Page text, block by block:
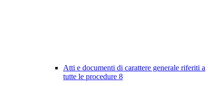
Atti e documenti di carattere generale riferiti a
tutte le procedure 8